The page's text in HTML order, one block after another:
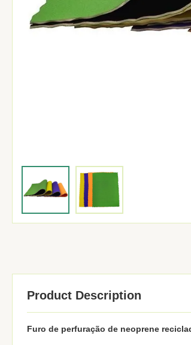
Product Description
Furo de perfuração de neoprene